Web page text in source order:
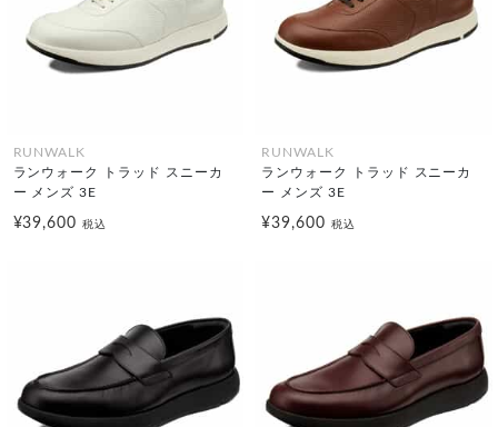
RUNWALK
ランウォーク トラッド スニーカ
ー メンズ 3E
¥39,600税込
RUNWALK
ランウォーク トラッド スニーカ
ー メンズ 3E
¥39,600 税込